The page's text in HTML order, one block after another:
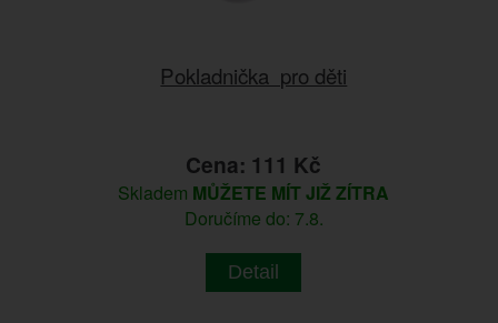
Pokladnička pro děti
Cena: 111 Kč
Skladem MŮŽETE MÍT JIŽ ZÍTRA
Doručíme do: 7.8.
Detail